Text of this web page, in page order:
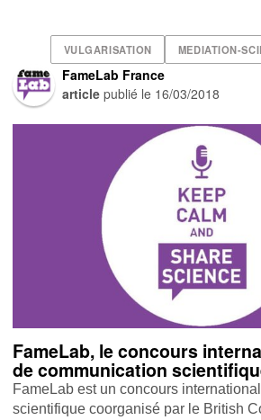
VULGARISATION MEDIATION-
FameLab France
article publié le 16/03/2018
FameLab, le concours
de communication
FameLab est un concours
scientifique coorganisé par le British